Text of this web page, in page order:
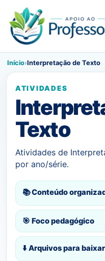
Início›Interpretação de Texto
ATIVIDADES
Texto
Atividades de
por ano/série.
📚 Conteúdo
🎯 Foco pedagógico
⬇️ Arquivos para baixar